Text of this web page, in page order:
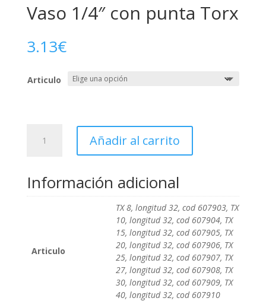
Vaso 1/4″ con punta Torx
3.13€
Articulo
Torx
cantidad
Añadir al carrito
Información adicional
Articulo
TX 8, longitud 32, cod 607903, TX
10, longitud 32, cod 607904, TX
15, longitud 32, cod 607905, TX
20, longitud 32, cod 607906, TX
25, longitud 32, cod 607907, TX
27, longitud 32, cod 607908, TX
30, longitud 32, cod 607909, TX
40, longitud 32, cod 607910